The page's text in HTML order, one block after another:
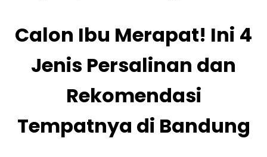
Calon Ibu Merapat! Ini 4
Jenis Persalinan dan
Rekomendasi
Tempatnya di Bandung